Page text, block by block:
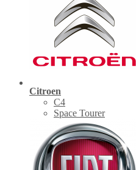
Citroen
C4
Space Tourer